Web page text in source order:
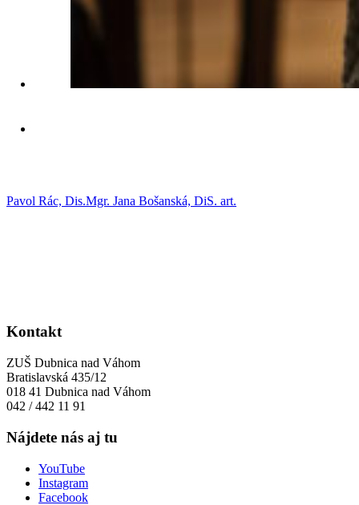
Pavol Rác, Dis.Mgr. Jana Bošanská, DiS. art.
Kontakt
ZUŠ Dubnica nad Váhom
Bratislavská 435/12
018 41 Dubnica nad Váhom
042 / 442 11 91
Nájdete nás aj tu
YouTube
Instagram
Facebook